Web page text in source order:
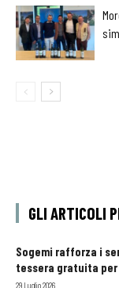
GLI ARTICOLI
Sogemi rafforza i
tessera gratuita per
29 Luglio 2026